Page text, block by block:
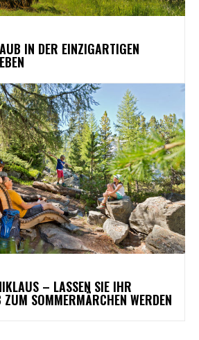
IN DER EINZIGARTIGEN
– LASSEN SIE IHR
SOMMERMÄRCHEN WERDEN